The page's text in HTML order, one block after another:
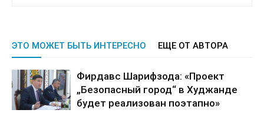
ЭТО МОЖЕТ БЫТЬ ИНТЕРЕСНО ЕЩЕ ОТ АВТОРА
Фирдавс Шарифзода: «Проект
„Безопасный город“ в Худжанде
будет реализован поэтапно»